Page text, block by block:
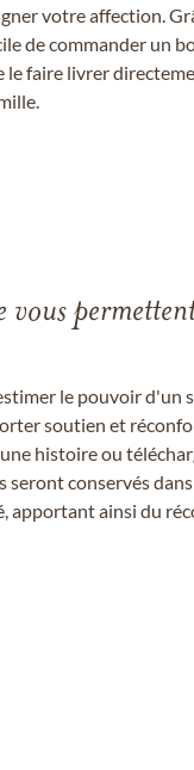
votre affection.
de commander un
le faire livrer
vous
le pouvoir d'un
soutien et
histoire ou
seront conservés
apportant ainsi du